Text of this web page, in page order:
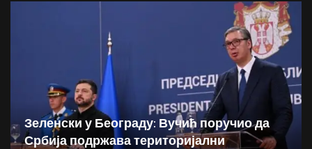
Зеленски у Београду: Вучић поручио да
Србија подржава територијални